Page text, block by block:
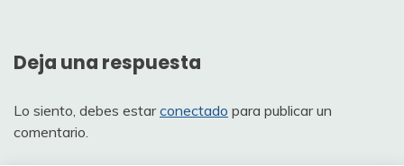
Deja una respuesta
Lo siento, debes estarconectado para publicar un
comentario.